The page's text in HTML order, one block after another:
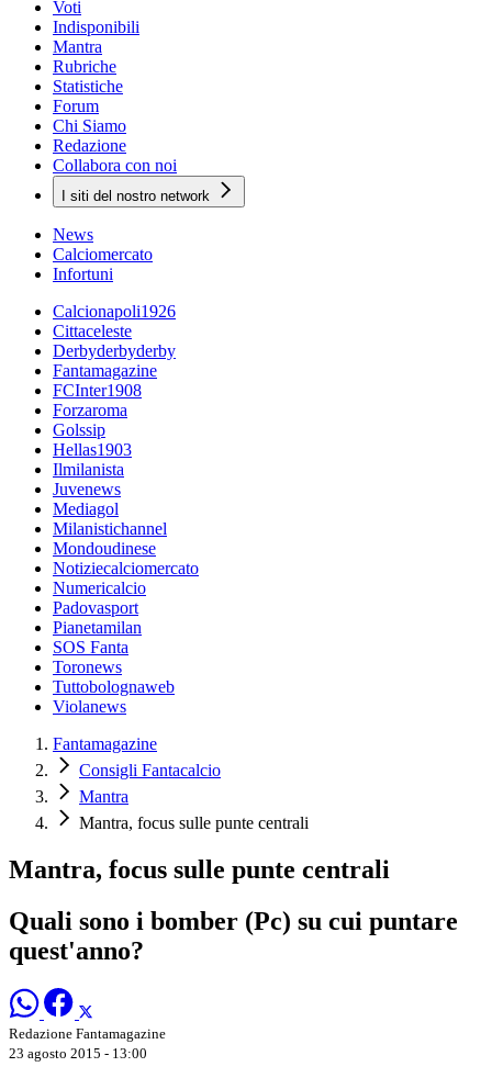
Voti
Indisponibili
Mantra
Rubriche
Statistiche
Forum
Chi Siamo
Redazione
Collabora con noi
I siti del nostro network
News
Calciomercato
Infortuni
Calcionapoli1926
Cittaceleste
Derbyderbyderby
Fantamagazine
FCInter1908
Forzaroma
Golssip
Hellas1903
Ilmilanista
Juvenews
Mediagol
Milanistichannel
Mondoudinese
Notiziecalciomercato
Numericalcio
Padovasport
Pianetamilan
SOS Fanta
Toronews
Tuttobolognaweb
Violanews
Fantamagazine
Consigli Fantacalcio
Mantra
Mantra, focus sulle punte centrali
Mantra, focus sulle punte centrali
Quali sono i bomber (Pc) su cui puntare
quest'anno?
Redazione Fantamagazine
23 agosto 2015 - 13:00